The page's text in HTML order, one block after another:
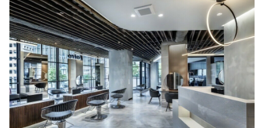
Comme Matisse by Claude monet 恵比寿店
恵比寿駅 徒歩5分
クロード・モネ 伊勢丹浦和店
浦和駅 徒歩2分
クロード・モネ川越店
川越駅 徒歩2分
Claude MONET GRANDE by SILKHOUSE まるひ